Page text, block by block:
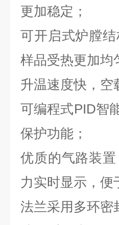
更加稳定；
可开启式炉膛
样品受热更加均
升温速度快，空
可编程式PID智
保护功能；
优质的气路装
力实时显示，便
法兰采用多环密